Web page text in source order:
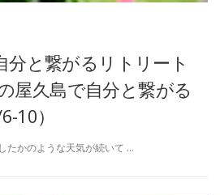
分と繋がるリトリート
屋久島で自分と繋がる
10）
たかのような天気が続いて …